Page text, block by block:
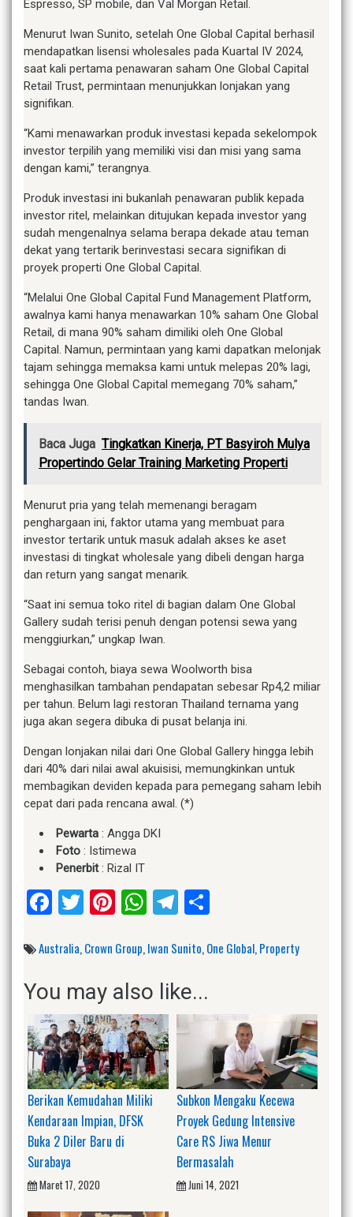
Espresso, SP mobile, dan Val Morgan Retail.
Menurut Iwan Sunito, setelah One Global Capital berhasil
mendapatkan lisensi wholesales pada Kuartal IV 2024,
saat kali pertama penawaran saham One Global Capital
Retail Trust, permintaan menunjukkan lonjakan yang
signifikan.
“Kami menawarkan produk investasi kepada sekelompok
investor terpilih yang memiliki visi dan misi yang sama
dengan kami,” terangnya.
Produk investasi ini bukanlah penawaran publik kepada
investor ritel, melainkan ditujukan kepada investor yang
sudah mengenalnya selama berapa dekade atau teman
dekat yang tertarik berinvestasi secara signifikan di
proyek properti One Global Capital.
“Melalui One Global Capital Fund Management Platform,
awalnya kami hanya menawarkan 10% saham One Global
Retail, di mana 90% saham dimiliki oleh One Global
Capital. Namun, permintaan yang kami dapatkan melonjak
tajam sehingga memaksa kami untuk melepas 20% lagi,
sehingga One Global Capital memegang 70% saham,”
tandas Iwan.
Baca Juga Tingkatkan Kinerja, PT Basyiroh Mulya
Propertindo Gelar Training Marketing Properti
Menurut pria yang telah memenangi beragam
penghargaan ini, faktor utama yang membuat para
investor tertarik untuk masuk adalah akses ke aset
investasi di tingkat wholesale yang dibeli dengan harga
dan return yang sangat menarik.
“Saat ini semua toko ritel di bagian dalam One Global
Gallery sudah terisi penuh dengan potensi sewa yang
menggiurkan,” ungkap Iwan.
Sebagai contoh, biaya sewa Woolworth bisa
menghasilkan tambahan pendapatan sebesar Rp4,2 miliar
per tahun. Belum lagi restoran Thailand ternama yang
juga akan segera dibuka di pusat belanja ini.
Dengan lonjakan nilai dari One Global Gallery hingga lebih
dari 40% dari nilai awal akuisisi, memungkinkan untuk
membagikan deviden kepada para pemegang saham lebih
cepat dari pada rencana awal. (*)
Pewarta : Angga DKI
Foto : Istimewa
Penerbit: Rizal IT
Facebook
Twitter
Pinterest
WhatsApp
Telegram
Australia,Crown Group,Iwan Sunito,One Global,Property
You may also like...
Berikan Kemudahan Miliki
Kendaraan Impian, DFSK
Buka 2 Diler Baru di
Surabaya
Maret 17, 2020
Subkon Mengaku Kecewa
Proyek Gedung Intensive
Care RS Jiwa Menur
Bermasalah
Juni 14, 2021